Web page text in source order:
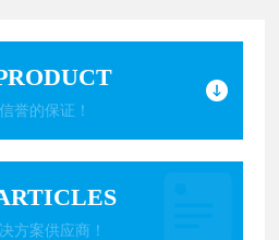
誉的保证！
方案供应商！